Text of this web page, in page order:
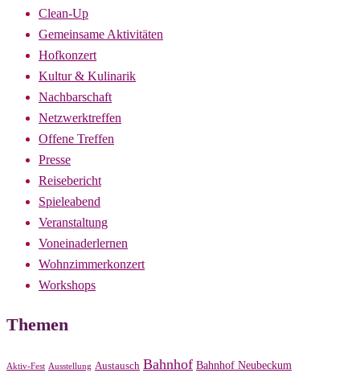
Clean-Up
Gemeinsame Aktivitäten
Hofkonzert
Kultur & Kulinarik
Nachbarschaft
Netzwerktreffen
Offene Treffen
Presse
Reisebericht
Spieleabend
Veranstaltung
Voneinaderlernen
Wohnzimmerkonzert
Workshops
Themen
Aktiv-Fest Ausstellung Austausch Bahnhof Bahnhof Neubeckum